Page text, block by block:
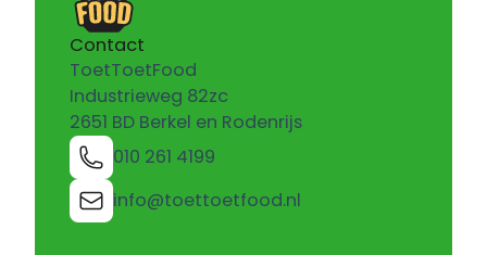
Contact
ToetToetFood
Industrieweg 82zc
2651 BD Berkel en Rodenrijs
010 261 4199
info@toettoetfood.nl